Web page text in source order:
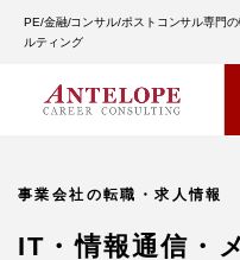
PE/金融/コンサル/ポストコンサル専門
ルティング
事業会社の転職・求人情報
IT・情報通信・